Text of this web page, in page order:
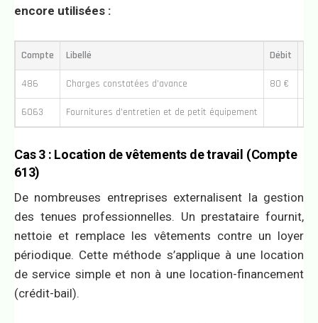
encore utilisées :
Compte Libellé Débit
486 Charges constatées d’avance 80 €
6063 Fournitures d’entretien et de petit équipement
Cas 3 : Location de vêtements de travail (Compte
613)
De nombreuses entreprises externalisent la gestion
des tenues professionnelles. Un prestataire fournit,
nettoie et remplace les vêtements contre un loyer
périodique. Cette méthode s’applique à une location
de service simple et non à une location-financement
(crédit-bail).